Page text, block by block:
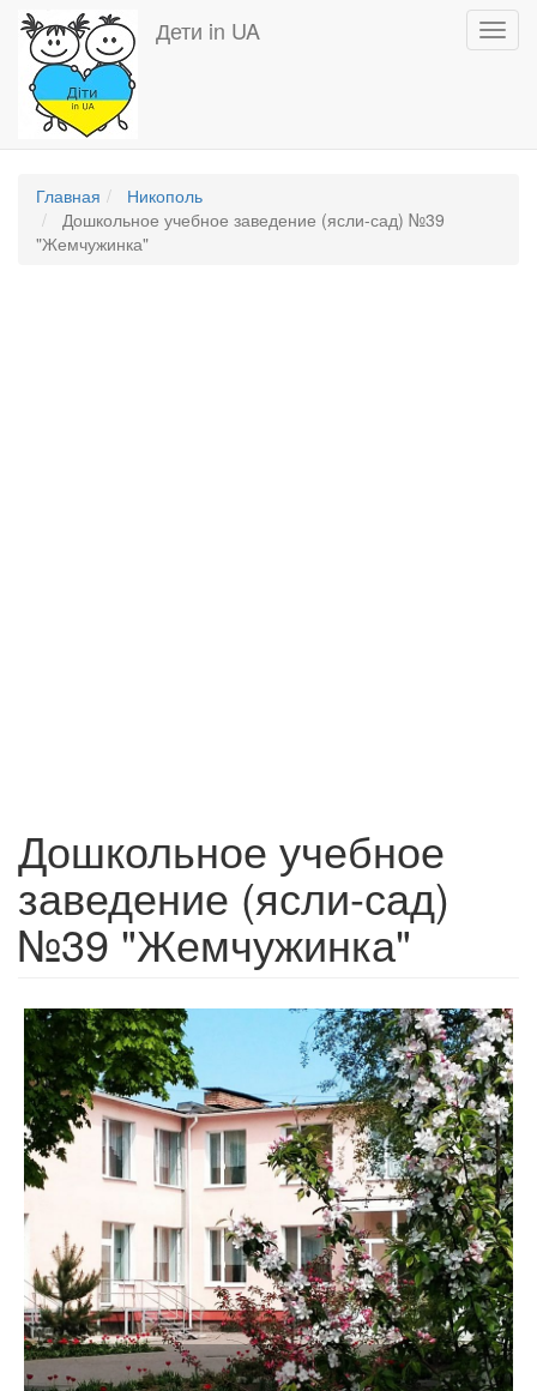
Перейти
основному
содержанию
Дети in UA
Главная
Никополь
Дошкольное учебное заведение (ясли-сад) №39
"Жемчужинка"
Дошкольное учебное
заведение (ясли-сад)
№39 "Жемчужинка"